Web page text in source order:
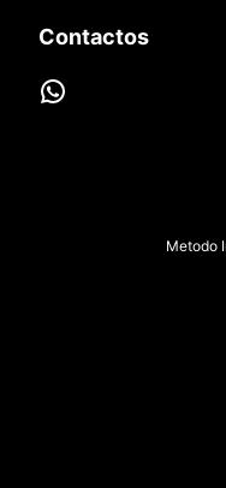
Contactos
WhatsApp
Metodo